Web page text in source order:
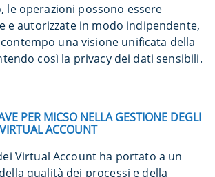
le operazioni possono essere
e autorizzate in modo indipendente,
una visione unificata della
così la privacy dei dati sensibili.
PER MICSO NELLA GESTIONE DEGLI
ACCOUNT
Virtual Account ha portato a un
qualità dei processi e della